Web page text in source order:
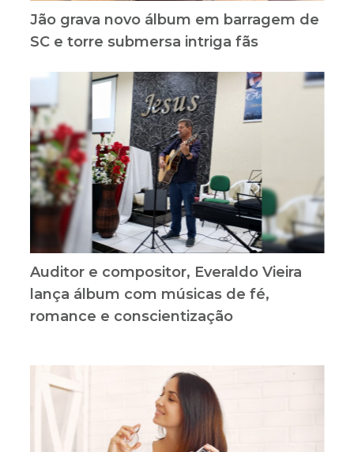
Jão grava novo álbum em barragem de
SC e torre submersa intriga fãs
Auditor e compositor, Everaldo Vieira
lança álbum com músicas de fé,
romance e conscientização